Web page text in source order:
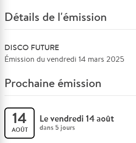
Détails de l'émission
DISCO FUTURE
Émission du vendredi 14 mars 2025
Prochaine émission
14
AOÛT
Le vendredi 14 août
dans 5 jours